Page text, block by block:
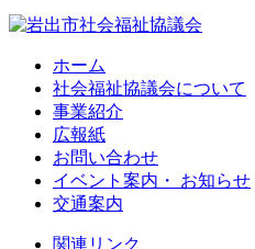
ホーム
社会福祉協議会について
事業紹介
広報紙
お問い合わせ
イベント案内・ お知らせ
交通案内
関連リンク